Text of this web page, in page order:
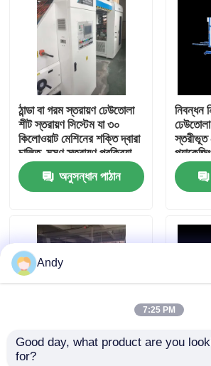
ভিআর শো
আমাদের সম্পর্কে
কারখানা ভ্রমণ
মান নিয়ন্ত্রণ
যোগাযোগ করুন
উচ্চ গতির বাঁশি ল্যামিনেটর মেশিন
স্বয়ংক্রিয় বাঁশি লেমিনেটর মেশিন
লিথো ল্যামিনেটর
ঠান্ডা বা গরম স্তরায়ণ ঢেউতোলা
শীট স্তরায়ণ সিস্টেম যা ৩০
কিলোওয়াট মেশিনের শক্তি দ্বারা
চালিত, মসৃণ স্তরায়ণ প্রক্রিয়া
নিশ্চিত করে
অনুসন্ধান পাঠান
নিবন্ধন
স্তরীভূত
200মিমি/
নিবন্ধন নির্ভুলতা ±1mm
Andy
7:25 PM
Good day, what product are you
for?